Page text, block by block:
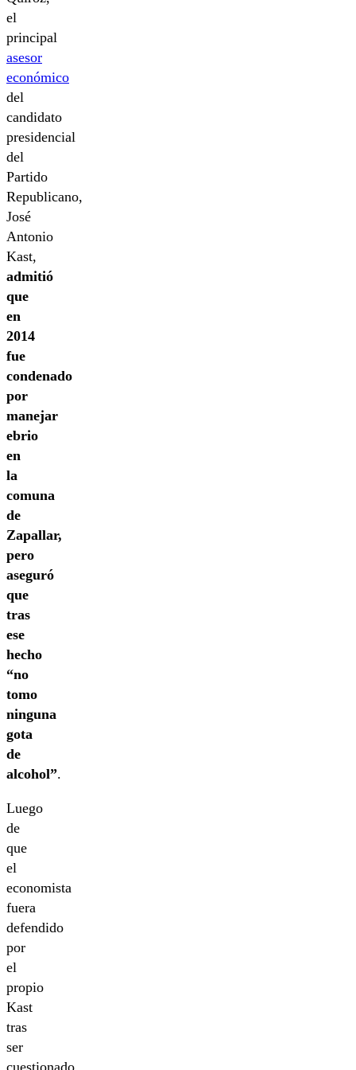
el
principal
asesor
económico
del
candidato
presidencial
del
Partido
Republicano,
José
Antonio
Kast,
admitió
que
en
2014
fue
condenado
por
manejar
ebrio
en
la
comuna
de
Zapallar,
pero
aseguró
que
tras
ese
hecho
“no
tomo
ninguna
gota
de
alcohol”.
Luego
de
que
el
economista
fuera
defendido
por
el
propio
Kast
tras
ser
cuestionado